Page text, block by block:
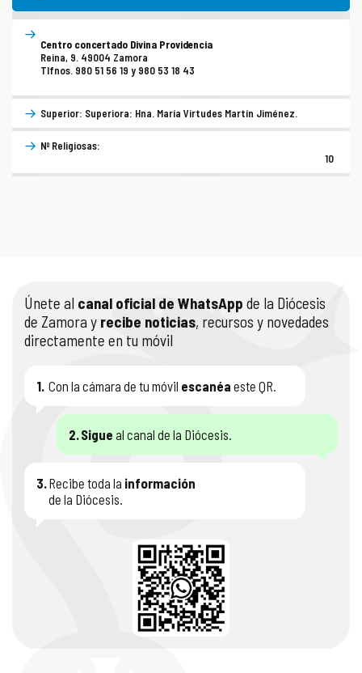
Centro concertado Divina Providencia
Reina, 9. 49004 Zamora
Tlfnos. 980 51 56 19 y 980 53 18 43
Superior: Superiora: Hna. María Virtudes Martín Jiménez.
Nº Religiosas:
10
Únete al canal oficial de WhatsApp de la Diócesis
de Zamora y recibe noticias, recursos y novedades
directamente en tu móvil
1. Con la cámara de tu móvil escanéa este QR.
2.Sigue al canal de la Diócesis.
3.Recibe toda la información
de la Diócesis.